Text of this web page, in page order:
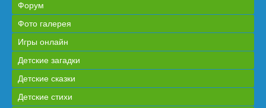
Форум
Фото галерея
Игры онлайн
Детские загадки
Детские сказки
Детские стихи